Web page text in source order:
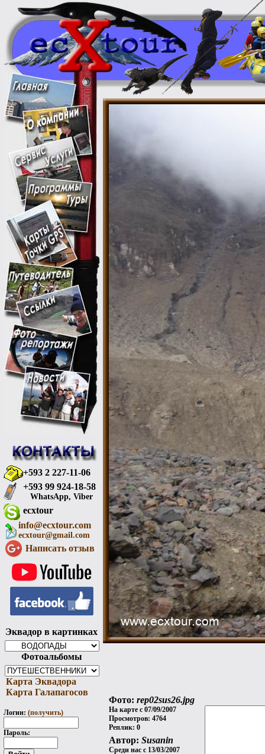
+593 2 227-11-06
+593 99 924-18-58
WhatsApp, Viber
ecxtour
info@ecxtour.com
ecxtour@gmail.com
Написать отзыв
Эквадор в картинках
Фотоальбомы
Карта Эквадора
Карта Галапагосов
Логин: (получить)
Пароль:
Фото: rep02sus26.jpg
На карте с 07/09/2007
Просмотров: 4764
Реплик: 0
Автор: Susanin
Среди нас с 13/03/2007